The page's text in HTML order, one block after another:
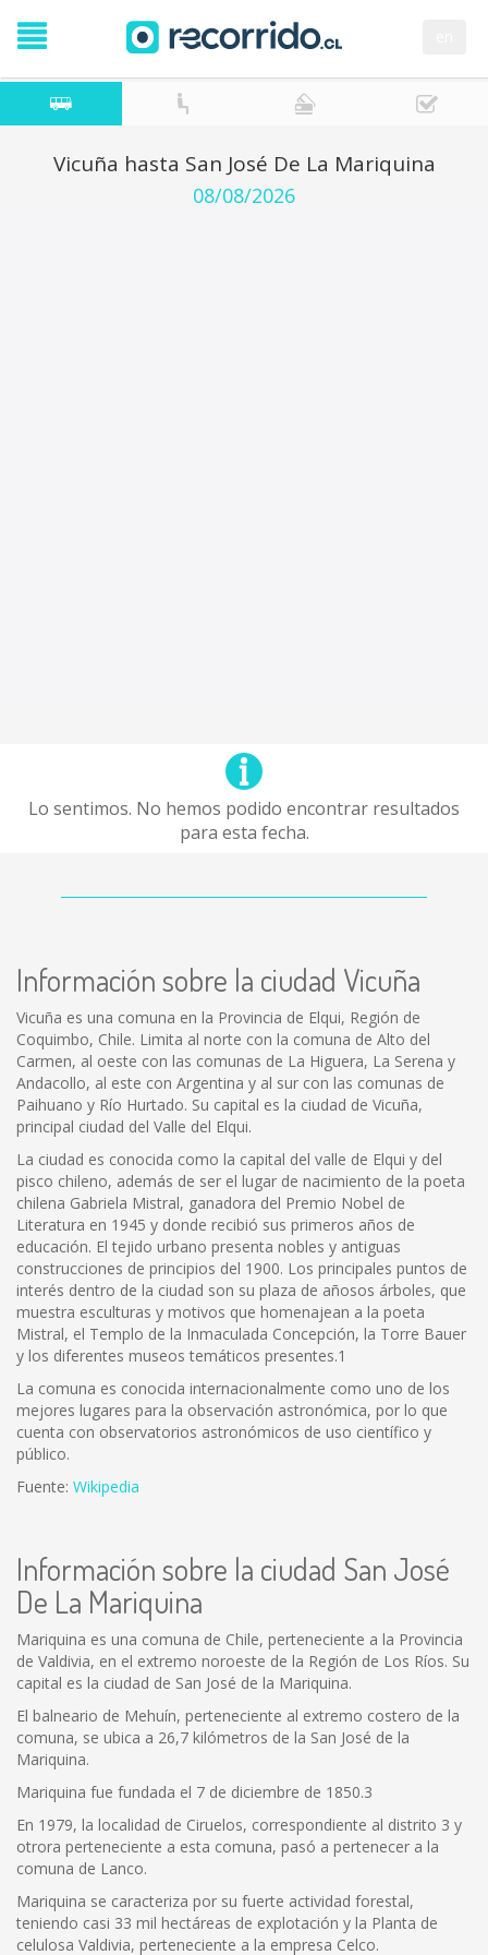
Vicuña hasta San José De La Mariquina
08/08/2026
Lo sentimos. No hemos podido encontrar resultados
para esta fecha.
Información sobre la ciudad Vicuña
Vicuña es una comuna en la Provincia de Elqui, Región de
Coquimbo, Chile. Limita al norte con la comuna de Alto del
Carmen, al oeste con las comunas de La Higuera, La Serena y
Andacollo, al este con Argentina y al sur con las comunas de
Paihuano y Río Hurtado. Su capital es la ciudad de Vicuña,
principal ciudad del Valle del Elqui.
La ciudad es conocida como la capital del valle de Elqui y del
pisco chileno, además de ser el lugar de nacimiento de la poeta
chilena Gabriela Mistral, ganadora del Premio Nobel de
Literatura en 1945 y donde recibió sus primeros años de
educación. El tejido urbano presenta nobles y antiguas
construcciones de principios del 1900. Los principales puntos de
interés dentro de la ciudad son su plaza de añosos árboles, que
muestra esculturas y motivos que homenajean a la poeta
Mistral, el Templo de la Inmaculada Concepción, la Torre Bauer
y los diferentes museos temáticos presentes.1
La comuna es conocida internacionalmente como uno de los
mejores lugares para la observación astronómica, por lo que
cuenta con observatorios astronómicos de uso científico y
público.
Fuente: Wikipedia
Información sobre la ciudad San José
De La Mariquina
Mariquina es una comuna de Chile, perteneciente a la Provincia
de Valdivia, en el extremo noroeste de la Región de Los Ríos. Su
capital es la ciudad de San José de la Mariquina.
El balneario de Mehuín, perteneciente al extremo costero de la
comuna, se ubica a 26,7 kilómetros de la San José de la
Mariquina.
Mariquina fue fundada el 7 de diciembre de 1850.3
En 1979, la localidad de Ciruelos, correspondiente al distrito 3 y
otrora perteneciente a esta comuna, pasó a pertenecer a la
comuna de Lanco.
Mariquina se caracteriza por su fuerte actividad forestal,
teniendo casi 33 mil hectáreas de explotación y la Planta de
celulosa Valdivia, perteneciente a la empresa Celco.